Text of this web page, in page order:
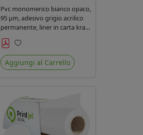
Pvc monomerico bianco opaco,
95 µm, adesivo grigio acrilico
permanente, liner in carta kraft
siliconata 135gr/mq. Durata 3
anni, certificato FR B1,
conforme al REACH, stampa
con ink solvente, ecosolvente,
Preferiti
Aggiungi al Carrello